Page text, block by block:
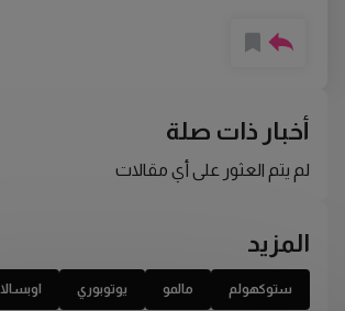
أخبار ذات صلة
لم يتم العثور على أي مقالات
المزيد
ستوكهولم مالمو يوتوبوري اوبسالا